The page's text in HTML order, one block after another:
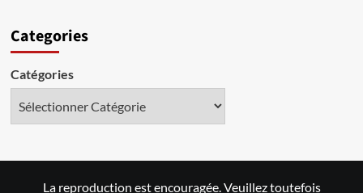
Categories
Catégories
La reproduction est encouragée. Veuillez toutefois